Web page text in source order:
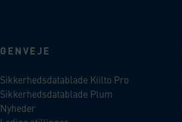
GENVEJE
Sikkerhedsdatablade Kiilto Pro
Sikkerhedsdatablade Plum
Nyheder